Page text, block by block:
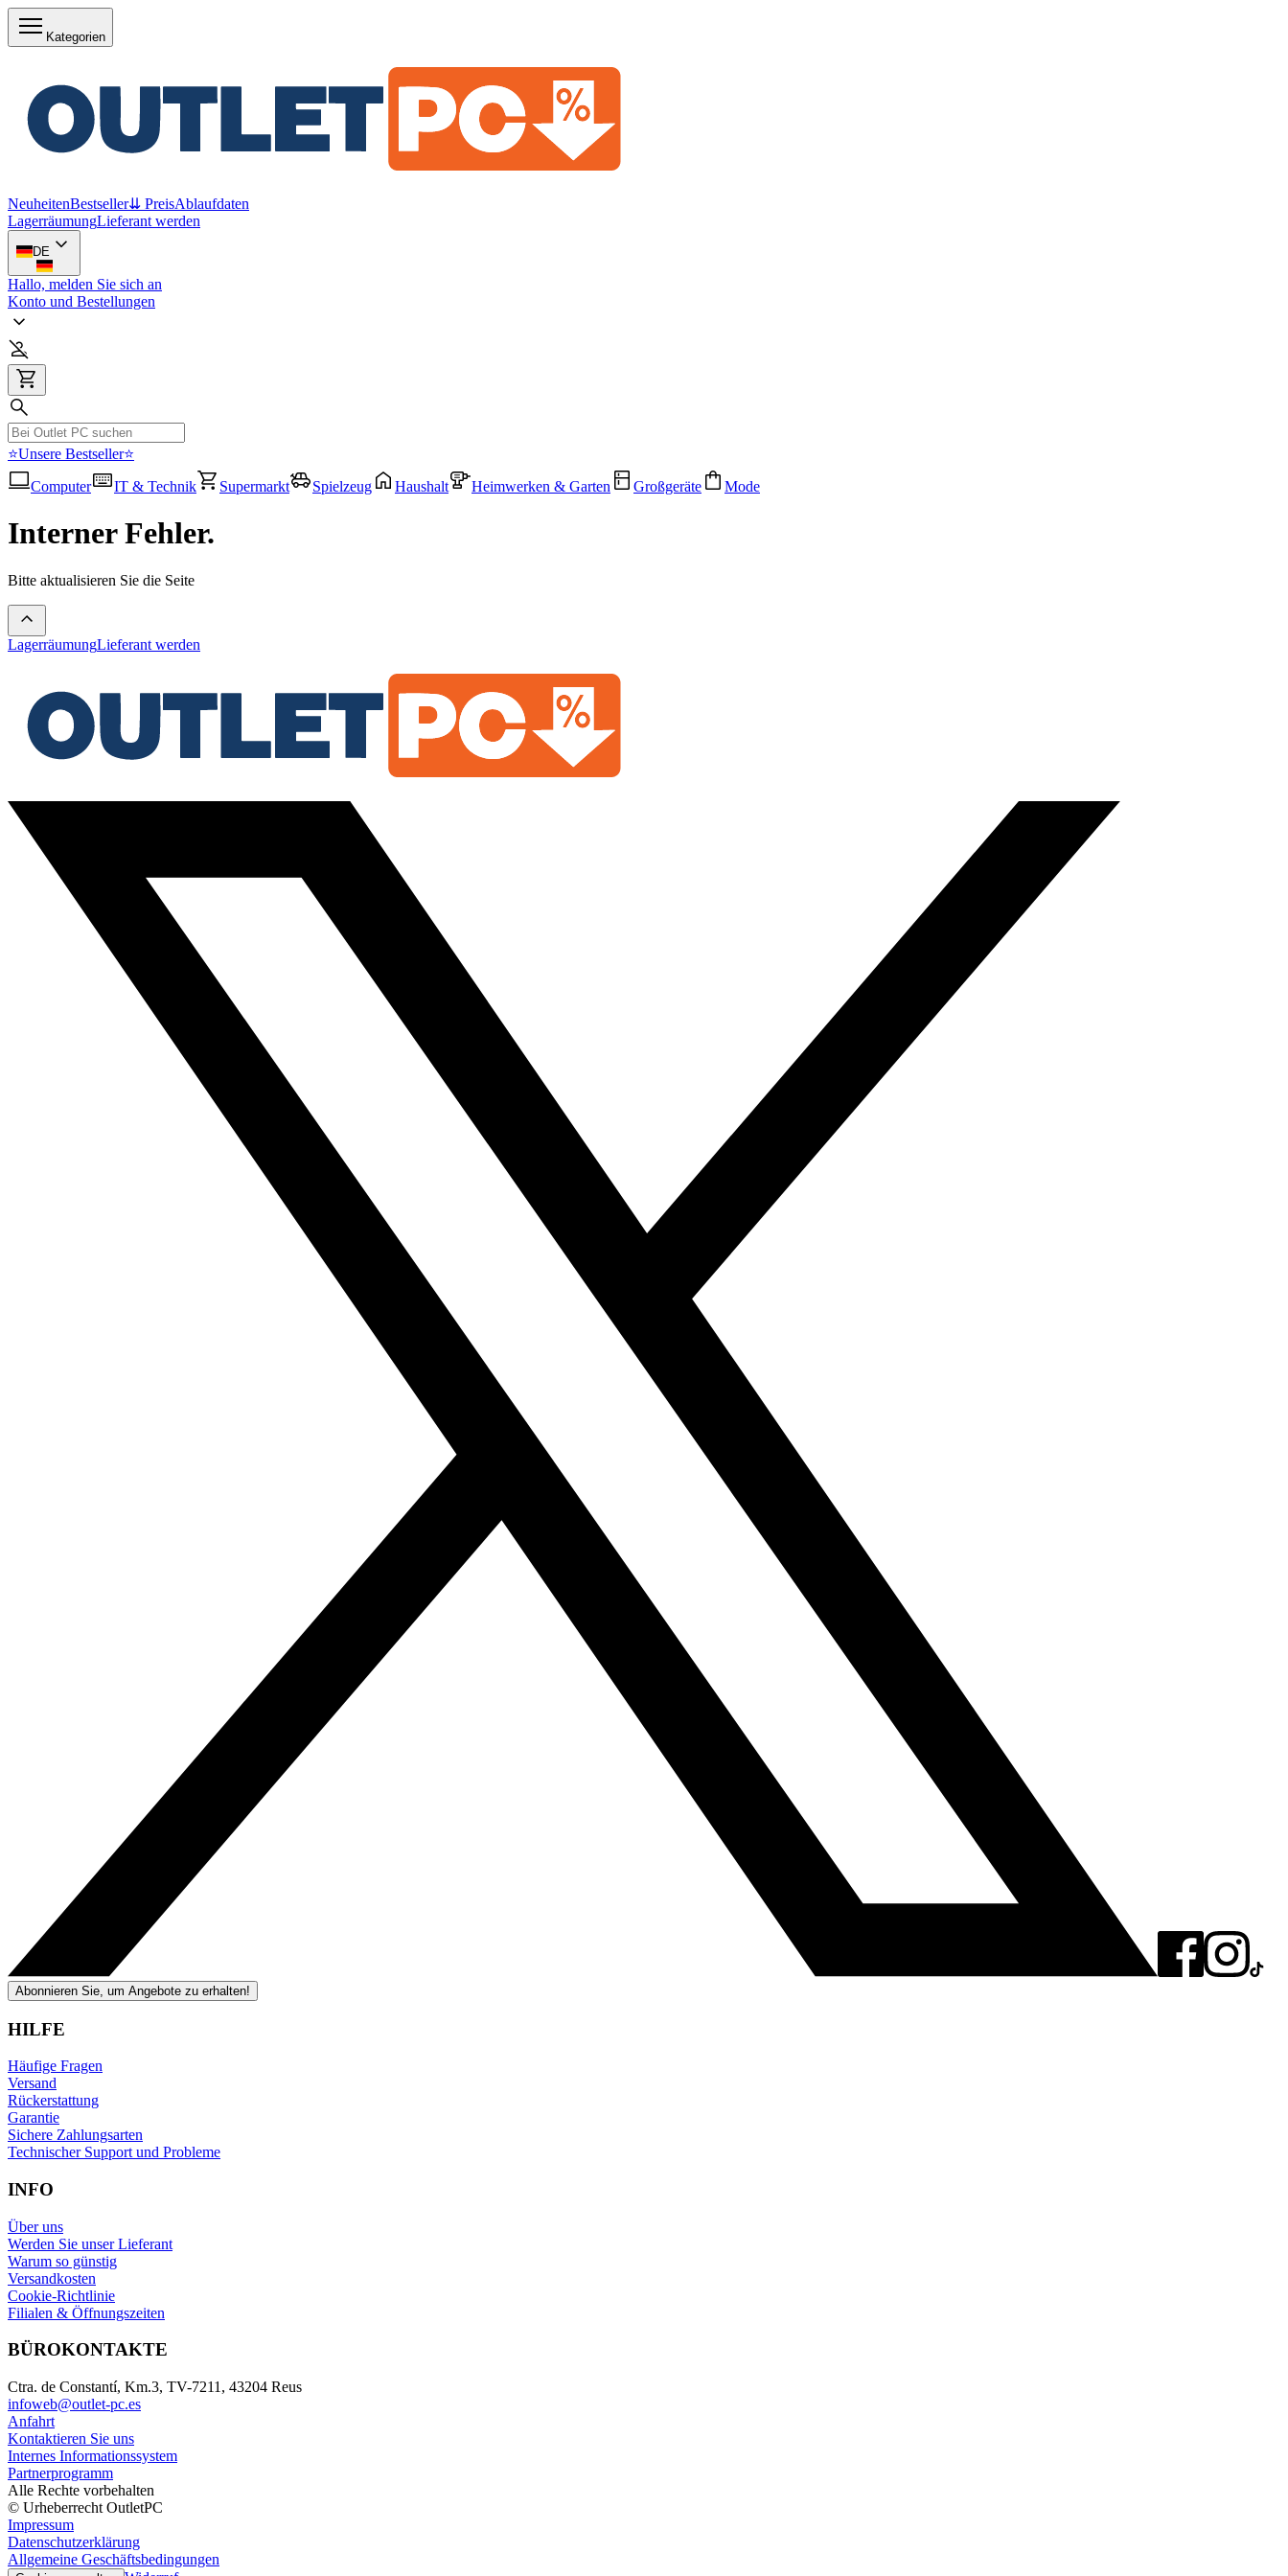
Kategorien
NeuheitenBestseller⇊ PreisAblaufdaten
LagerräumungLieferant werden
DE
Hallo, melden Sie sich an
Konto und Bestellungen
⭐Unsere Bestseller⭐
Computer
IT & Technik Supermarkt Spielzeug Haushalt Heimwerken & Garten Großgeräte Mode
Interner Fehler.
Bitte aktualisieren Sie die Seite
LagerräumungLieferant werden
Abonnieren Sie, um Angebote zu erhalten!
HILFE
Häufige Fragen
Versand
Rückerstattung
Garantie
Sichere Zahlungsarten
Technischer Support und Probleme
INFO
Über uns
Werden Sie unser Lieferant
Warum so günstig
Versandkosten
Cookie-Richtlinie
Filialen & Öffnungszeiten
BÜROKONTAKTE
Ctra. de Constantí, Km.3, TV-7211, 43204 Reus
infoweb@outlet-pc.es
Anfahrt
Kontaktieren Sie uns
Internes Informationssystem
Partnerprogramm
Alle Rechte vorbehalten
© Urheberrecht OutletPC
Impressum
Datenschutzerklärung
Allgemeine Geschäftsbedingungen